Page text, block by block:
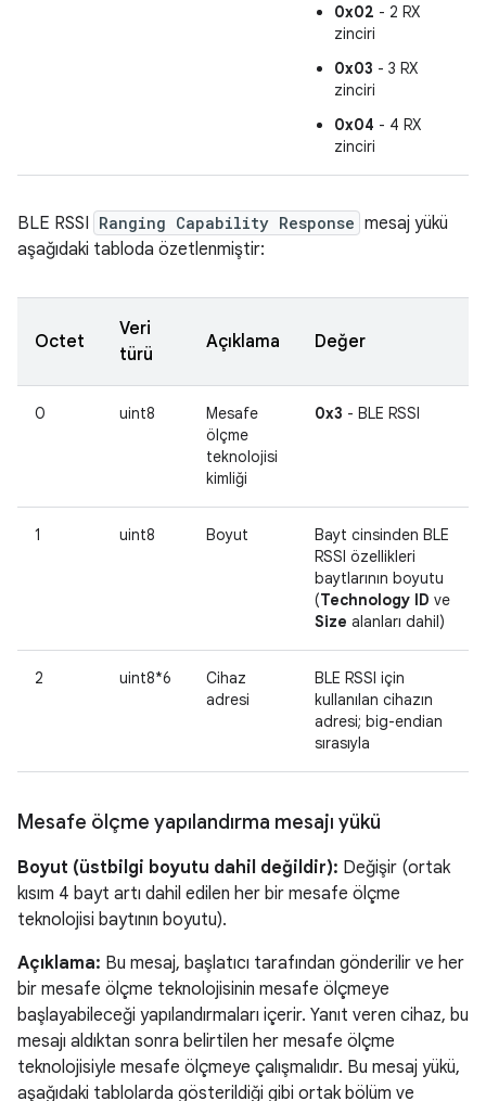
0x02 - 2 RX
zinciri
0x03 - 3 RX
zinciri
0x04 - 4 RX
zinciri
BLE RSSI Ranging Capability Response mesaj yükü
aşağıdaki tabloda özetlenmiştir:
Octet
Veri
türü
Açıklama Değer
0 uint8
Mesafe
ölçme
teknolojisi
kimliği
0x3 - BLE RSSI
1 uint8 Boyut
Bayt cinsinden BLE
RSSI özellikleri
baytlarının boyutu
(Technology ID ve
Size alanları dahil)
2 uint8*6
Cihaz
adresi
BLE RSSI için
kullanılan cihazın
adresi; big-endian
sırasıyla
Mesafe ölçme yapılandırma mesajı yükü
Boyut (üstbilgi boyutu dahil değildir): Değişir (ortak
kısım 4 bayt artı dahil edilen her bir mesafe ölçme
teknolojisi baytının boyutu).
Açıklama: Bu mesaj, başlatıcı tarafından gönderilir ve her
bir mesafe ölçme teknolojisinin mesafe ölçmeye
başlayabileceği yapılandırmaları içerir. Yanıt veren cihaz, bu
mesajı aldıktan sonra belirtilen her mesafe ölçme
teknolojisiyle mesafe ölçmeye çalışmalıdır. Bu mesaj yükü,
aşağıdaki tablolarda gösterildiği gibi ortak bölüm ve